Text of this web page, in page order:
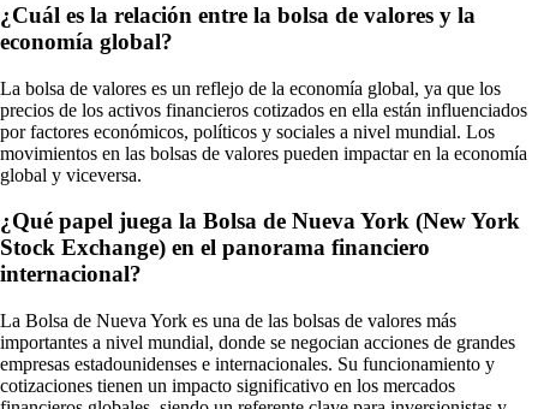
¿Cuál es la relación entre la bolsa de valores y la
economía global?
La bolsa de valores es un reflejo de la economía global, ya que los
precios de los activos financieros cotizados en ella están influenciados
por factores económicos, políticos y sociales a nivel mundial. Los
movimientos en las bolsas de valores pueden impactar en la economía
global y viceversa.
¿Qué papel juega la Bolsa de Nueva York (New York
Stock Exchange) en el panorama financiero
internacional?
La Bolsa de Nueva York es una de las bolsas de valores más
importantes a nivel mundial, donde se negocian acciones de grandes
empresas estadounidenses e internacionales. Su funcionamiento y
cotizaciones tienen un impacto significativo en los mercados